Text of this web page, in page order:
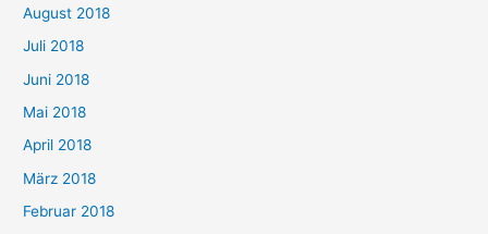
August 2018
Juli 2018
Juni 2018
Mai 2018
April 2018
März 2018
Februar 2018